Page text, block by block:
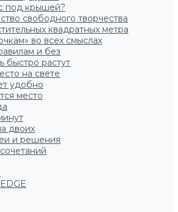
под крышей?
свободного творчества
квадратных метра
во всех смыслах
и без
быстро растут
на свете
удобно
место
двоих
и решения